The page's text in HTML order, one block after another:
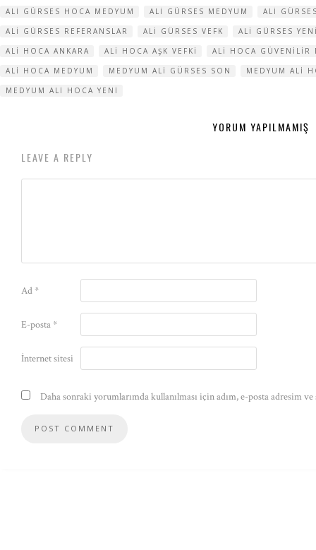
ALI GÜRSES HOCA MEDYUM
ALI GÜRSES MEDYUM
ALI
ALI GÜRSES REFERANSLAR
ALI GÜRSES VEFK
ALI GÜRSES
ALI HOCA ANKARA
ALI HOCA AŞK VEFKI
ALI HOCA GÜVENILIR
ALI HOCA MEDYUM
MEDYUM ALI GÜRSES SON
MEDYUM ALI
MEDYUM ALI HOCA YENI
YORUM YAPILMAMIŞ
LEAVE A REPLY
Ad*
E-posta*
İnternet sitesi
Daha sonraki yorumlarımda kullanılması için adım, e-posta adresim